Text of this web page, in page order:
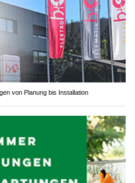
von Planung bis Installation